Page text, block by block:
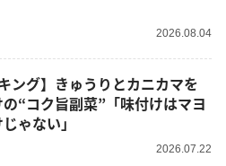
2026.08.04
ング】きゅうりとカニカマを
“コク旨副菜”「味付けはマヨ
ゃない」
2026.07.22